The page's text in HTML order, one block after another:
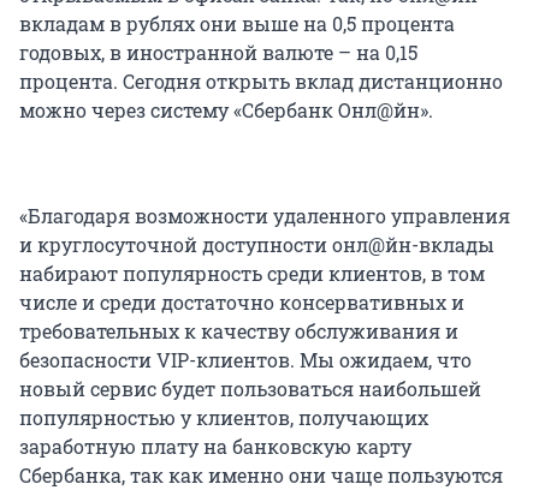
вкладам в рублях они выше на 0,5 процента
годовых, в иностранной валюте – на 0,15
процента. Сегодня открыть вклад дистанционно
можно через систему «Сбербанк Онл@йн».
«Благодаря возможности удаленного управления
и круглосуточной доступности онл@йн-вклады
набирают популярность среди клиентов, в том
числе и среди достаточно консервативных и
требовательных к качеству обслуживания и
безопасности VIP-клиентов. Мы ожидаем, что
новый сервис будет пользоваться наибольшей
популярностью у клиентов, получающих
заработную плату на банковскую карту
Сбербанка, так как именно они чаще пользуются